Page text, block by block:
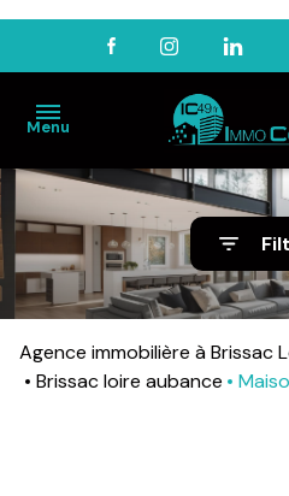
Menu
ACCUEIL
VENTES
LOCATIONS
BIENS
VENDUS
Agence immobilière à Brissac
Brissac loire aubance